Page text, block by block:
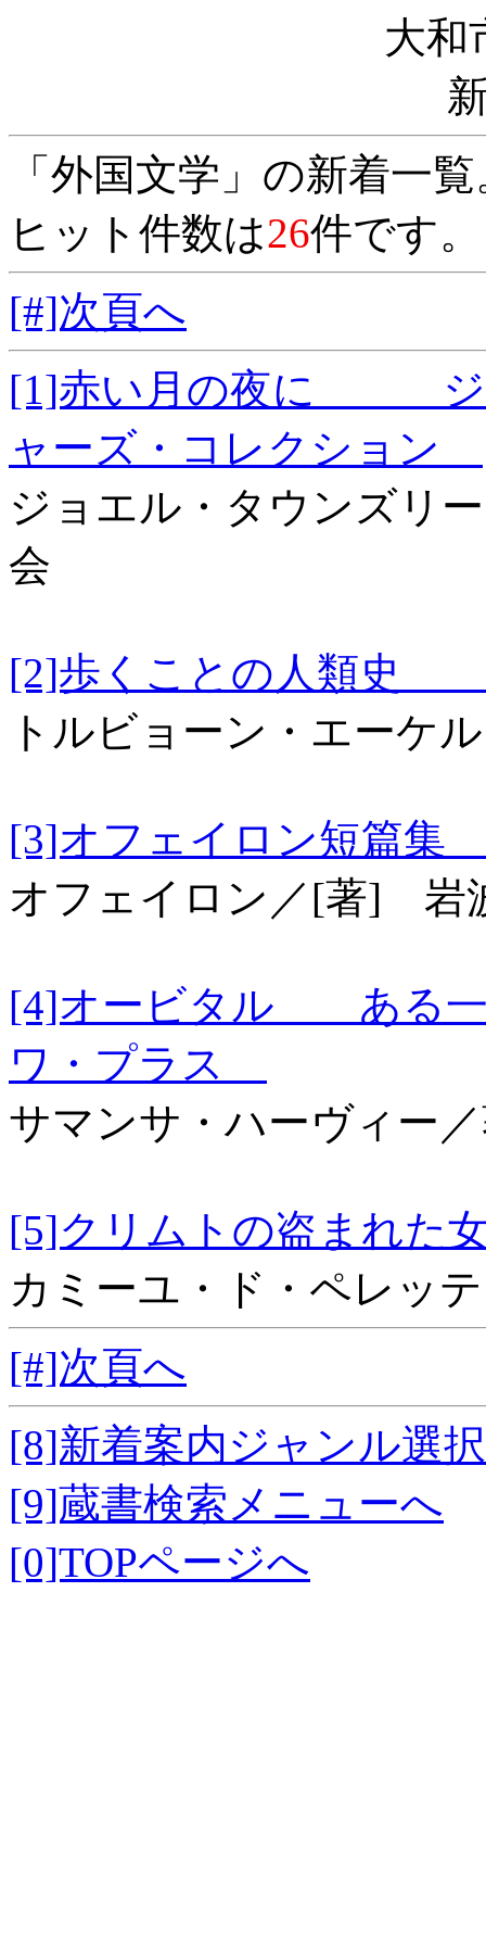
大和
「外国文学」の新着一
ヒット件数は26件です
[#]次頁へ
[1]赤い月の夜に ジョ
ャーズ・コレクション
ジョエル・タウンズリ
会
[2]歩くことの人
トルビョーン・エーケ
[3]オフェイロン短
オフェイロン／[著] 岩
[4]オービタル ある一
ワ・プラス
サマンサ・ハーヴィー
[5]クリムトの盗
カミーユ・ド・ペレッ
[#]次頁へ
[8]新着案内ジャンル選
[9]蔵書検索メニューへ
[0]TOPページへ